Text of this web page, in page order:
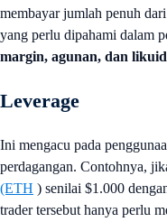
membayar jumlah penuh
yang perlu dipahami dalam
margin, agunan, dan
Leverage
Ini mengacu pada
perdagangan. Contohnya,
(ETH ) senilai $1.000
trader tersebut hanya perlu